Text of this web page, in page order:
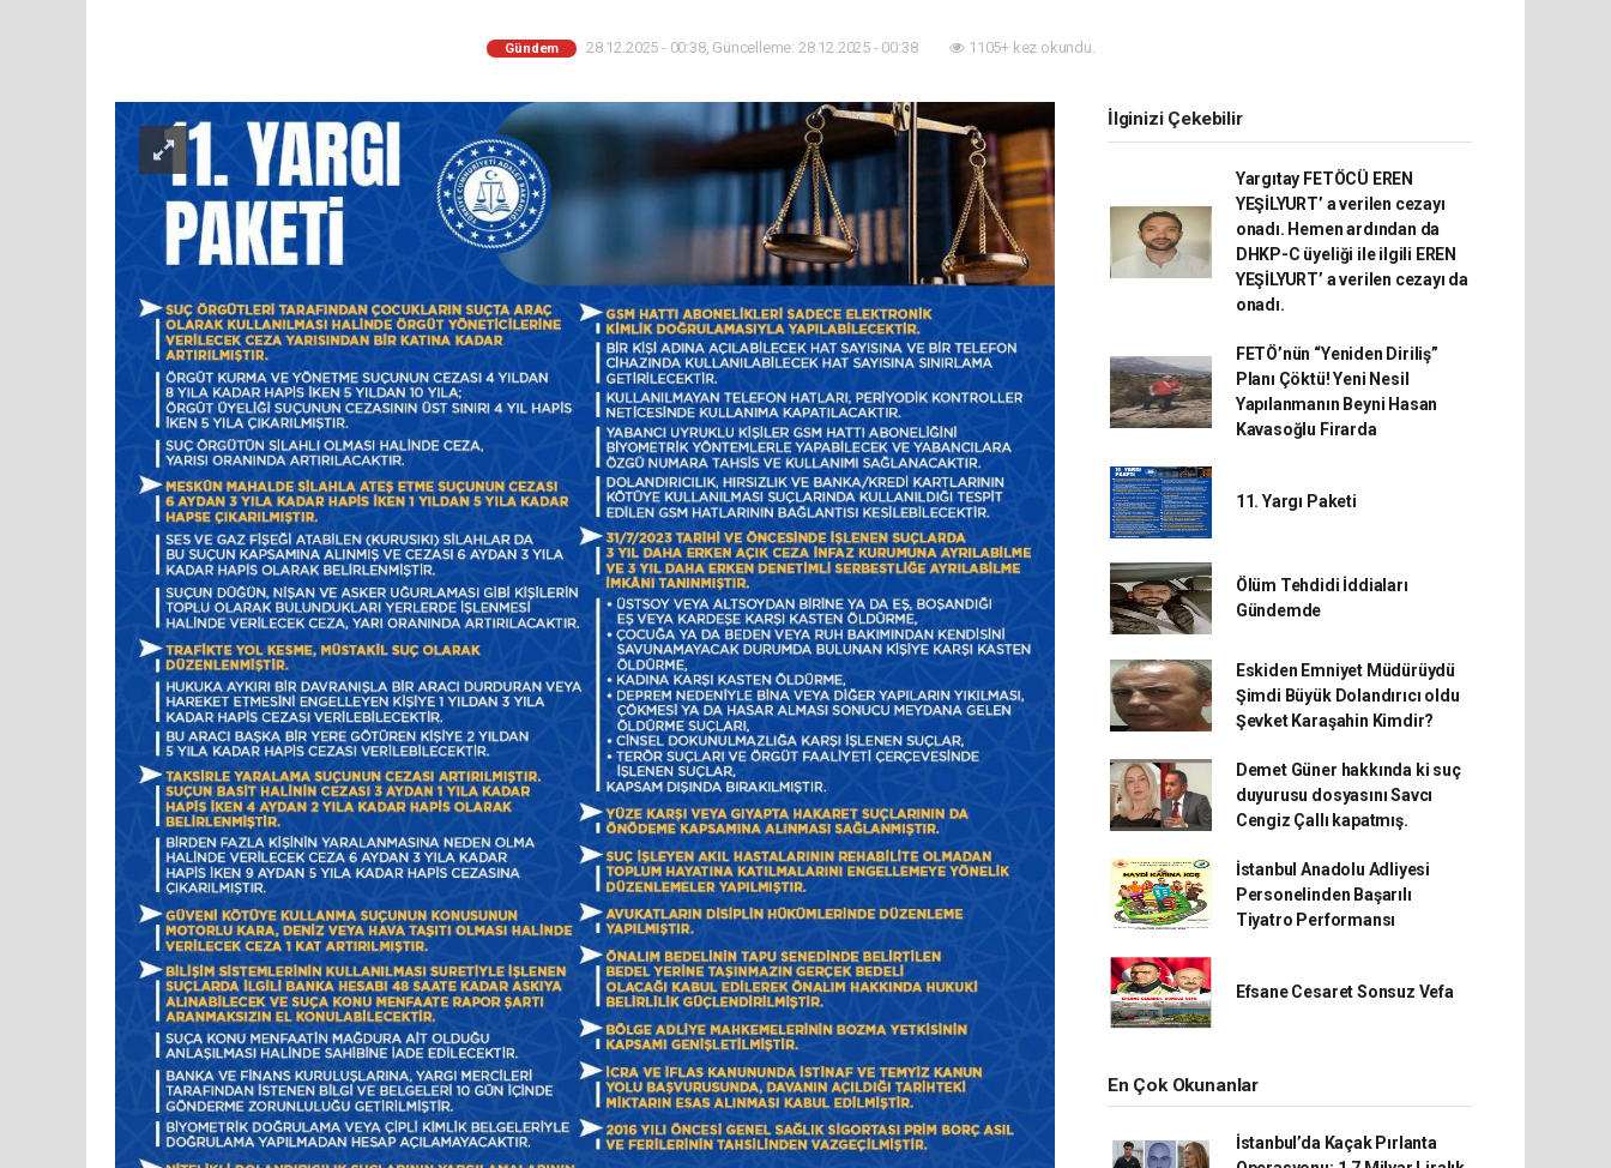
Gündem 28.12.2025 - 00:38, Güncelleme: 28.12.2025 - 00:38 1105+ kez okundu.
İlginizi Çekebilir
Yargıtay FETÖCÜ EREN
YEŞİLYURT’ a verilen cezayı
onadı. Hemen ardından da
DHKP-C üyeliği ile ilgili EREN
YEŞİLYURT’ a verilen cezayı da
onadı.
FETÖ’nün “Yeniden Diriliş”
Planı Çöktü! Yeni Nesil
Yapılanmanın Beyni Hasan
Kavasoğlu Firarda
11. Yargı Paketi
Ölüm Tehdidi İddiaları
Gündemde
Eskiden Emniyet Müdürüydü
Şimdi Büyük Dolandırıcı oldu
Şevket Karaşahin Kimdir?
Demet Güner hakkında ki suç
duyurusu dosyasını Savcı
Cengiz Çallı kapatmış.
İstanbul Anadolu Adliyesi
Personelinden Başarılı
Tiyatro Performansı
Efsane Cesaret Sonsuz Vefa
En Çok Okunanlar
İstanbul’da Kaçak Pırlanta